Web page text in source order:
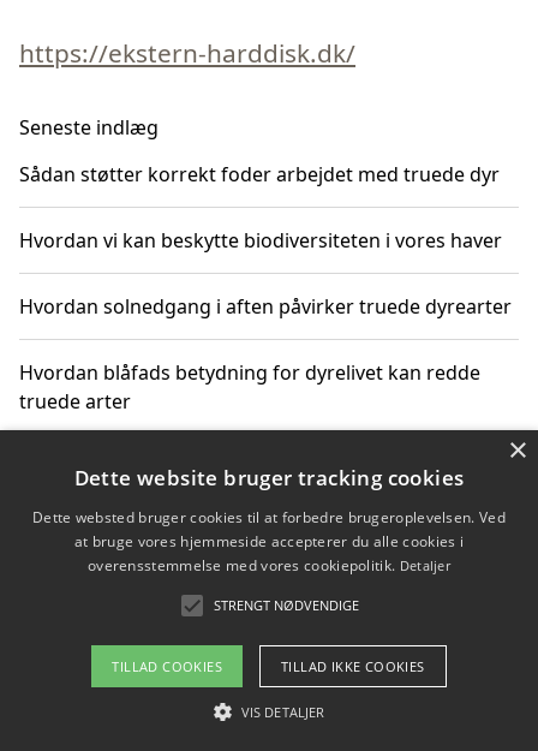
https://ekstern-harddisk.dk/
Seneste indlæg
Sådan støtter korrekt foder arbejdet med truede dyr
Hvordan vi kan beskytte biodiversiteten i vores haver
Hvordan solnedgang i aften påvirker truede dyrearter
Hvordan blåfads betydning for dyrelivet kan redde
truede arter
Hvordan kan gaver til unge voksne støtte bevarelsen
Copyright 2026 - Pilanto Aps
Om / kontakt
Blog Betingelser
×
Dette website bruger tracking cookies
Dette websted bruger cookies til at forbedre brugeroplevelsen. Ved
at bruge vores hjemmeside accepterer du alle cookies i
overensstemmelse med vores cookiepolitik. Detaljer
STRENGT NØDVENDIGE
TILLAD COOKIES TILLAD IKKE COOKIES
VIS DETALJER